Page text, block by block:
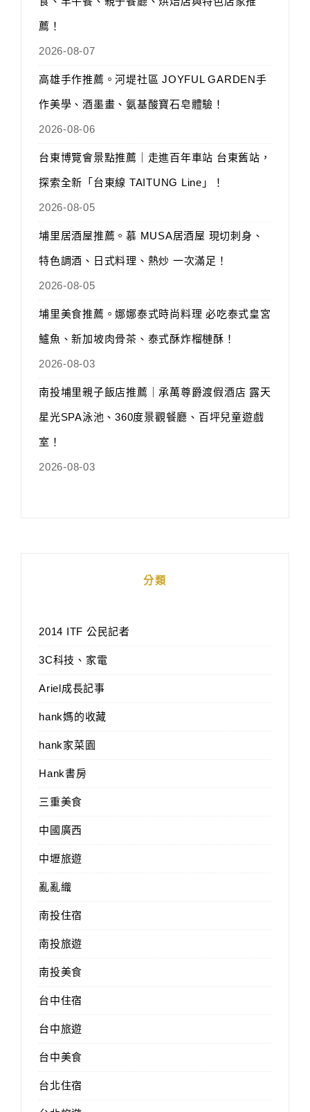
薦！
2026-08-07
高雄手作推薦。河堤社區 JOYFUL GARDEN手
作美學、酒墨畫、氨基酸寶石皂體驗！
2026-08-06
台東博覽會景點推薦｜走進百年車站 台東舊站，
探索全新「台東線 TAITUNG Line」！
2026-08-05
埔里居酒屋推薦。慕 MUSA居酒屋 現切刺身、
特色調酒、日式料理、熱炒 一次滿足！
2026-08-05
埔里美食推薦。娜娜泰式時尚料理 必吃泰式皇宮
鱸魚、新加坡肉骨茶、泰式酥炸榴槤酥！
2026-08-03
南投埔里親子飯店推薦｜承萬尊爵渡假酒店 露天
星光SPA泳池、360度景觀餐廳、百坪兒童遊戲
室！
2026-08-03
分類
2014 ITF 公民記者
3C科技、家電
Ariel成長記事
hank媽的收藏
hank家菜園
Hank書房
三重美食
中國廣西
中壢旅遊
亂亂織
南投住宿
南投旅遊
南投美食
台中住宿
台中旅遊
台中美食
台北住宿